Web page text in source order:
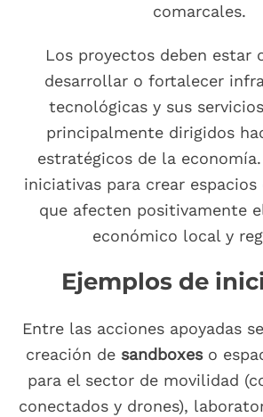
comarcales.
Los proyectos deben estar
desarrollar o fortalecer
tecnológicas y sus
principalmente dirigidos
estratégicos de la
iniciativas para crear espacios
que afecten positivamente
económico local y
Ejemplos de
Entre las acciones apoyadas
creación de sandboxeso
para el sector de movilidad
conectados y drones),